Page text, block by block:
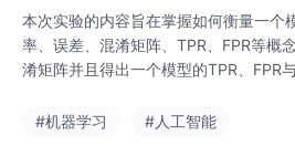
度下降算法，来确定最
佳系数w，从而达到最
佳的分类效果。在普通
的梯度上身算法中，我
数，时间复杂度过高，
本次实验的内容旨在掌握如何衡量一个
率、误差、混淆矩阵、TPR、FPR等概
淆矩阵并且得出一个模型的TPR、FPR
型好坏的重要指标，能够直观地显示出
#机器学习 #人工智能